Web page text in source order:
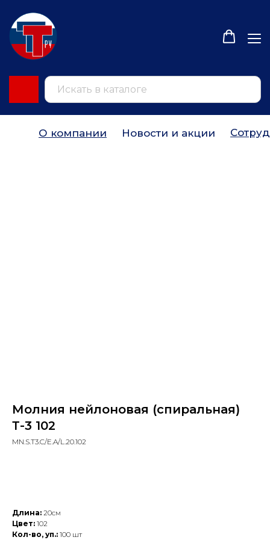
О компании Новости и акции
Молния нейлоновая (спиральная)
Т-3 102
MN.S.T3.C/E.A/L.20.102
Длина: 20см
Цвет: 102
Кол-во, уп.: 100 шт